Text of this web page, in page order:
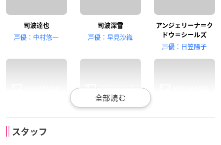
田丸篤志 雨宮天 巽悠衣子
北山雫
花澤香菜
司波達也
声優：中村悠一
司波深雪
声優：早見沙織
アンジェリーナ＝ク
ドウ＝シールズ
声優：日笠陽子
千葉エリカ
スタッフ